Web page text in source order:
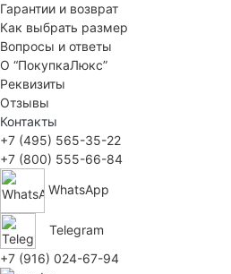
Гарантии и возврат
Как выбрать размер
Вопросы и ответы
О “ПокупкаЛюкс”
Реквизиты
Отзывы
Контакты
+7 (495) 565-35-22
+7 (800) 555-66-84
WhatsApp
Telegram
+7 (916) 024-67-94